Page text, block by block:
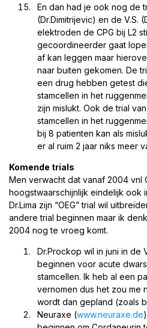
En dan had je ook nog de
(Dr.Dimitrijevic) en de V.S.
elektroden de CPG bij L2
gecoordineerder gaat
af kan leggen maar
naar buiten gekomen. De
een drug hebben getest
stamcellen in het
zijn mislukt. Ook de trial
stamcellen in het
bij 8 patienten kan als
er al ruim 2 jaar niks meer
Komende trials
Men verwacht dat vanaf 2004 vnl
hoogstwaarschijnlijk eindelijk ook
Dr.Lima zijn “OEG” trial wil
andere trial beginnen maar ik
2004 nog te vroeg komt.
Dr.Prockop wil in juni in de
beginnen voor acute
stamcellen. Ik heb al een
vernomen dus het zou me
wordt dan gepland (zoals
Neuraxe (www.neuraxe.de